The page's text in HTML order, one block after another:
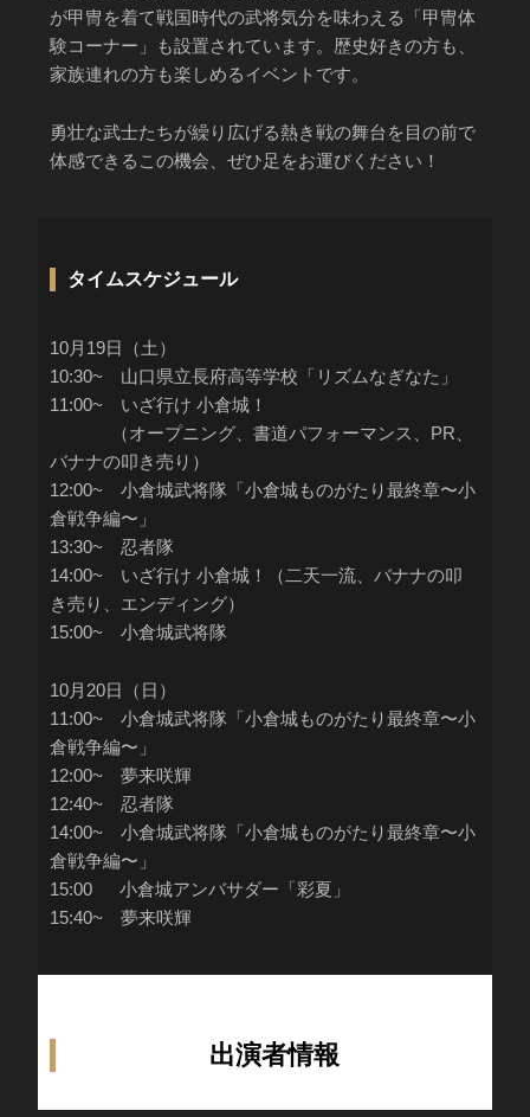
が甲冑を着て戦国時代の武将気分を味わえる「甲冑体
験コーナー」も設置されています。歴史好きの方も、
家族連れの方も楽しめるイベントです。
勇壮な武士たちが繰り広げる熱き戦の舞台を目の前で
体感できるこの機会、ぜひ足をお運びください！
タイムスケジュール
10月19日（土）
10:30~ 山口県立長府高等学校「リズムなぎなた」
11:00~ いざ行け 小倉城！
（オープニング、書道パフォーマンス、PR、
バナナの叩き売り）
12:00~ 小倉城武将隊「小倉城ものがたり最終章〜小
倉戦争編〜」
13:30~ 忍者隊
14:00~ いざ行け 小倉城！（二天一流、バナナの叩
き売り、エンディング）
15:00~ 小倉城武将隊
10月20日（日）
11:00~ 小倉城武将隊「小倉城ものがたり最終章〜小
倉戦争編〜」
12:00~ 夢来咲輝
12:40~ 忍者隊
14:00~小倉城武将隊「小倉城ものがたり最終章〜小
倉戦争編〜」
15:00
小倉城アンバサダー「彩夏」
15:40~ 夢来咲輝
出演者情報